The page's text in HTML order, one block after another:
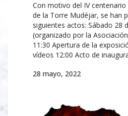
Con motivo del IV
de la Torre Mudéjar, se han
siguientes actos: Sábado 28
(organizado por la
11:30 Apertura de la
vídeos 12:00 Acto de
28 mayo, 2022